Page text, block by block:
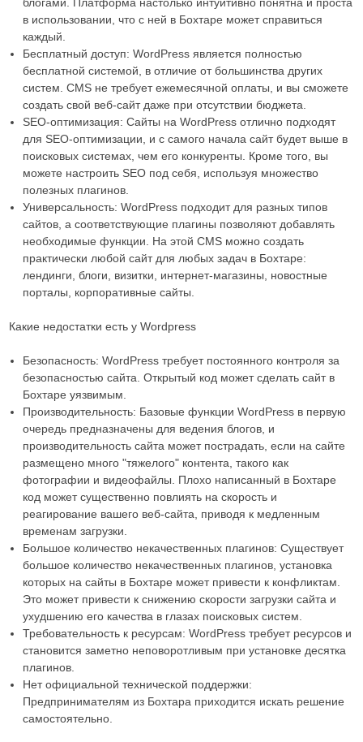
в использовании, что с ней в Бохтаре может справиться
каждый.
Бесплатный доступ: WordPress является полностью
бесплатной системой, в отличие от большинства других
систем. CMS не требует ежемесячной оплаты, и вы сможете
создать свой веб-сайт даже при отсутствии бюджета.
SEO-оптимизация: Сайты на WordPress отлично подходят
для SEO-оптимизации, и с самого начала сайт будет выше в
поисковых системах, чем его конкуренты. Кроме того, вы
можете настроить SEO под себя, используя множество
полезных плагинов.
Универсальность: WordPress подходит для разных типов
сайтов, а соответствующие плагины позволяют добавлять
необходимые функции. На этой CMS можно создать
практически любой сайт для любых задач в Бохтаре:
лендинги, блоги, визитки, интернет-магазины, новостные
порталы, корпоративные сайты.
Какие недостатки есть у Wordpress
Безопасность: WordPress требует постоянного контроля за
безопасностью сайта. Открытый код может сделать сайт в
Бохтаре уязвимым.
Производительность: Базовые функции WordPress в первую
очередь предназначены для ведения блогов, и
производительность сайта может пострадать, если на сайте
размещено много "тяжелого" контента, такого как
фотографии и видеофайлы. Плохо написанный в Бохтаре
код может существенно повлиять на скорость и
реагирование вашего веб-сайта, приводя к медленным
временам загрузки.
Большое количество некачественных плагинов: Существует
большое количество некачественных плагинов, установка
которых на сайты в Бохтаре может привести к конфликтам.
Это может привести к снижению скорости загрузки сайта и
ухудшению его качества в глазах поисковых систем.
Требовательность к ресурсам: WordPress требует ресурсов и
становится заметно неповоротливым при установке десятка
плагинов.
Нет официальной технической поддержки:
Предпринимателям из Бохтара приходится искать решение
самостоятельно.